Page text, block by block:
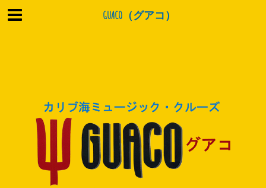
GUACO（グアコ）